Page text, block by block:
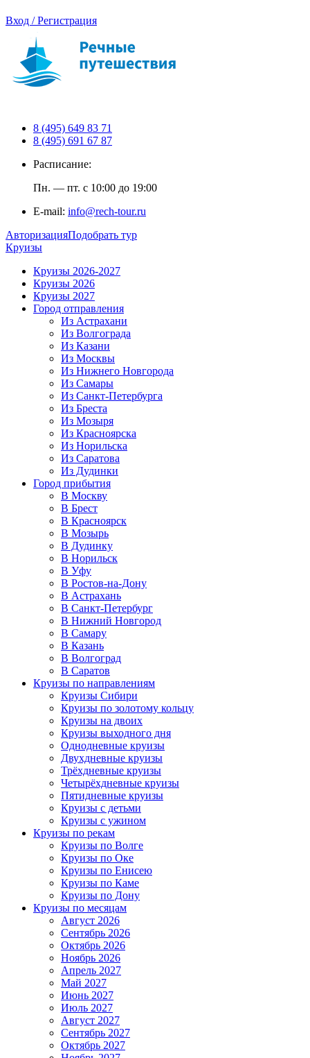
Вход / Регистрация
8 (495) 649 83 71
8 (495) 691 67 87
Расписание:
Пн. — пт. с 10:00 до 19:00
E-mail: info@rech-tour.ru
АвторизацияПодобрать тур
Круизы
Круизы 2026-2027
Круизы 2026
Круизы 2027
Город отправления
Из Астрахани
Из Волгограда
Из Казани
Из Москвы
Из Нижнего Новгорода
Из Самары
Из Санкт-Петербурга
Из Бреста
Из Мозыря
Из Красноярска
Из Норильска
Из Саратова
Из Дудинки
Город прибытия
В Москву
В Брест
В Красноярск
В Мозырь
В Дудинку
В Норильск
В Уфу
В Ростов-на-Дону
В Астрахань
В Санкт-Петербург
В Нижний Новгород
В Самару
В Казань
В Волгоград
В Саратов
Круизы по направлениям
Круизы Сибири
Круизы по золотому кольцу
Круизы на двоих
Круизы выходного дня
Однодневные круизы
Двухдневные круизы
Трёхдневные круизы
Четырёхдневные круизы
Пятидневные круизы
Круизы с детьми
Круизы с ужином
Круизы по рекам
Круизы по Волге
Круизы по Оке
Круизы по Енисею
Круизы по Каме
Круизы по Дону
Круизы по месяцам
Август 2026
Сентябрь 2026
Октябрь 2026
Ноябрь 2026
Апрель 2027
Май 2027
Июнь 2027
Июль 2027
Август 2027
Сентябрь 2027
Октябрь 2027